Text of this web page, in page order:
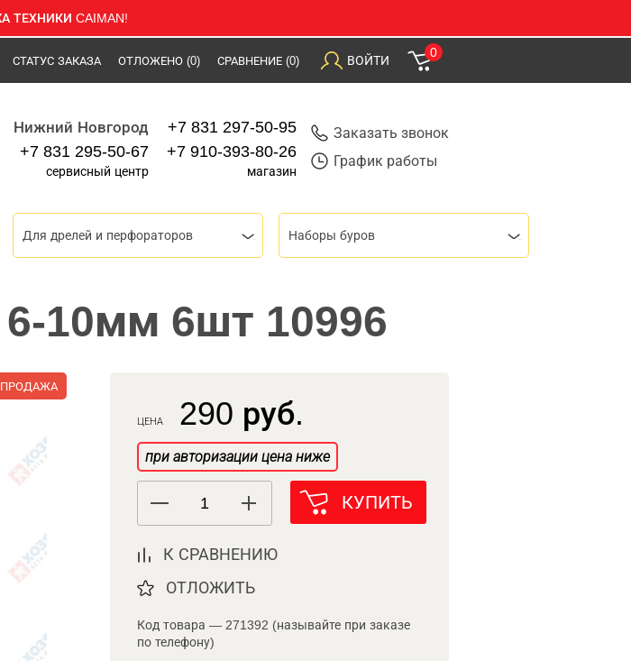
ТЕХНИКИ CAIMAN!
СТАТУС ЗАКАЗА ОТЛОЖЕНО (0) СРАВНЕНИЕ (0) ВОЙТИ
0
Нижний Новгород
+7 831 295-50-67
сервисный центр
+7 831 297-50-95
+7 910-393-80-26
магазин
Заказать звонок
График работы
Для дрелей и перфораторов Наборы буров
6-10мм 6шт 10996
ЦЕНА 290 руб.
при авторизации цена ниже
КУПИТЬ
К СРАВНЕНИЮ
ОТЛОЖИТЬ
Код товара — 271392 (называйте при заказе
по телефону)